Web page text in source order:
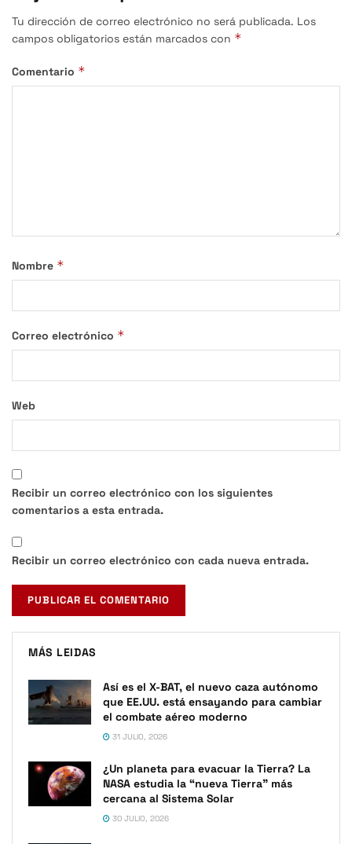
Tu dirección de correo electrónico no será publicada. Los
campos obligatorios están marcados con *
Comentario *
Nombre *
Correo electrónico *
Web
Recibir un correo electrónico con los siguientes
comentarios a esta entrada.
Recibir un correo electrónico con cada nueva entrada.
MÁS LEIDAS
Así es el X-BAT, el nuevo caza autónomo
que EE.UU. está ensayando para cambiar
el combate aéreo moderno
31 JULIO, 2026
¿Un planeta para evacuar la Tierra? La
NASA estudia la “nueva Tierra” más
cercana al Sistema Solar
30 JULIO, 2026